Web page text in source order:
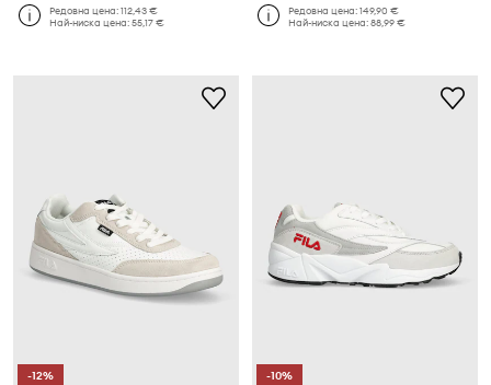
Редовна цена:112,43 €
Най-ниска цена:55,17 €
Редовна цена:149,90 €
Най-ниска цена:88,99 €
-12%
-10%